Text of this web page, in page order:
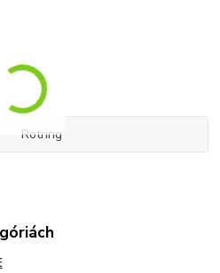
Rotring